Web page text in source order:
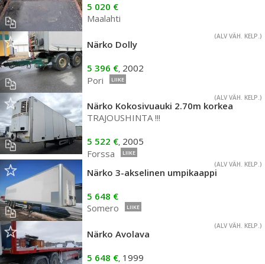
5 020 €
Maalahti
(ALV VÄH. KELP.)
Närko Dolly
5 396 €, 2002
Pori
LIIKE
(ALV VÄH. KELP.)
Närko Kokosivuauki 2.70m korkea
TRAJOUSHINTA !!!
5 522 €, 2005
Forssa
LIIKE
(ALV VÄH. KELP.)
Närko 3-akselinen umpikaappi
5 648 €
Somero
LIIKE
(ALV VÄH. KELP.)
Närko Avolava
5 648 €, 1999